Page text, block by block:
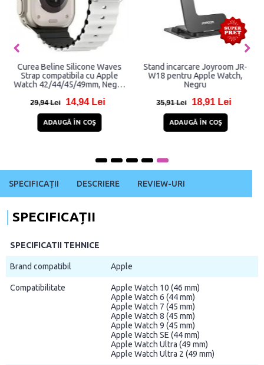
Curea Beline Silicone Waves
Strap compatibila cu Apple
Watch 42/44/45/49mm, Negru
29,94 Lei 14,94 Lei
ADAUGĂ ÎN COŞ
Stand incarcare Joyroom JR-
W18 pentru Apple Watch,
Negru
35,91 Lei 18,91 Lei
ADAUGĂ ÎN COŞ
SPECIFICAȚII DESCRIERE REVIEW-URI
SPECIFICAȚII
SPECIFICATII TEHNICE
Brand compatibil Apple
Compatibilitate
Apple Watch 10 (46 mm)
Apple Watch 6 (44 mm)
Apple Watch 7 (45 mm)
Apple Watch 8 (45 mm)
Apple Watch 9 (45 mm)
Apple Watch SE (44 mm)
Apple Watch Ultra (49 mm)
Apple Watch Ultra 2 (49 mm)